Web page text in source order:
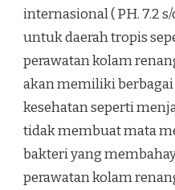
internasional ( PH. 7.2 s/
untuk daerah tropis
perawatan kolam
akan memiliki
kesehatan seperti
tidak membuat mata
bakteri yang
perawatan kolam